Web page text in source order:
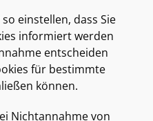
einstellen, dass Sie
informiert werden
entscheiden
für bestimmte
können.
Nichtannahme von